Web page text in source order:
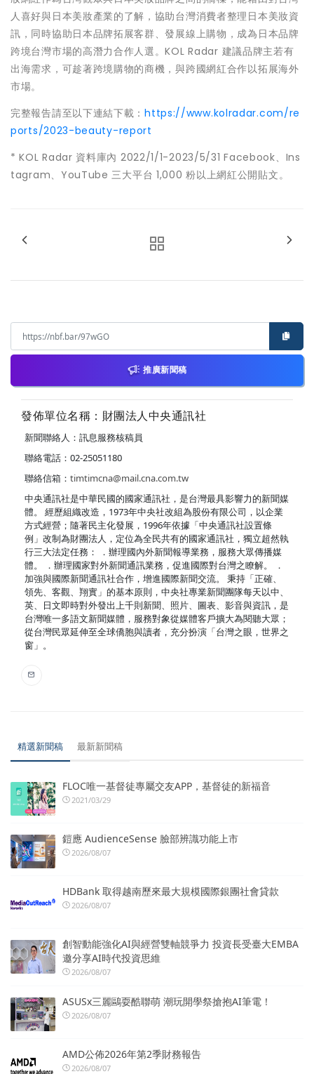
人喜好與日本美妝產業的了解，協助台灣消費者整理日本美妝資
訊，同時協助日本品牌拓展客群、發展線上購物，成為日本品牌
跨境台灣市場的高潛力合作人選。KOL Radar 建議品牌主若有
出海需求，可趁著跨境購物的商機，與跨國網紅合作以拓展海外
市場。
完整報告請至以下連結下載：https://www.kolradar.com/re
ports/2023-beauty-report
* KOL Radar 資料庫內 2022/1/1-2023/5/31 Facebook、Ins
tagram、YouTube 三大平台 1,000 粉以上網紅公開貼文。
推廣新聞稿
發佈單位名稱：財團法人中央通訊社
新聞聯絡人：訊息服務核稿員
聯絡電話：02-25051180
聯絡信箱： timtimcna@mail.cna.com.tw
中央通訊社是中華民國的國家通訊社，是台灣最具影響力的新聞媒
體。 經歷組織改造，1973年中央社改組為股份有限公司，以企業
方式經營；隨著民主化發展，1996年依據「中央通訊社設置條
例」改制為財團法人，定位為全民共有的國家通訊社，獨立超然執
行三大法定任務： ．辦理國內外新聞報導業務，服務大眾傳播媒
體。 ．辦理國家對外新聞通訊業務，促進國際對台灣之瞭解。 ．
加強與國際新聞通訊社合作，增進國際新聞交流。 秉持「正確、
領先、客觀、翔實」的基本原則，中央社專業新聞團隊每天以中、
英、日文即時對外發出上千則新聞、照片、圖表、影音與資訊，是
台灣唯一多語文新聞媒體，服務對象從媒體客戶擴大為閱聽大眾；
從台灣民眾延伸至全球僑胞與讀者，充分扮演「台灣之眼，世界之
窗」。
精選新聞稿 最新新聞稿
FLOC唯一基督徒專屬交友APP，基督徒的新福音
2021/03/29
鎧應 AudienceSense 臉部辨識功能上市
2026/08/07
HDBank 取得越南歷來最大規模國際銀團社會貸款
2026/08/07
創智動能強化AI與經營雙軸競爭力 投資長受臺大EMBA
邀分享AI時代投資思維
2026/08/07
ASUSx三麗鷗耍酷聯萌 潮玩開學祭搶抱AI筆電！
2026/08/07
AMD公佈2026年第2季財務報告
2026/08/07